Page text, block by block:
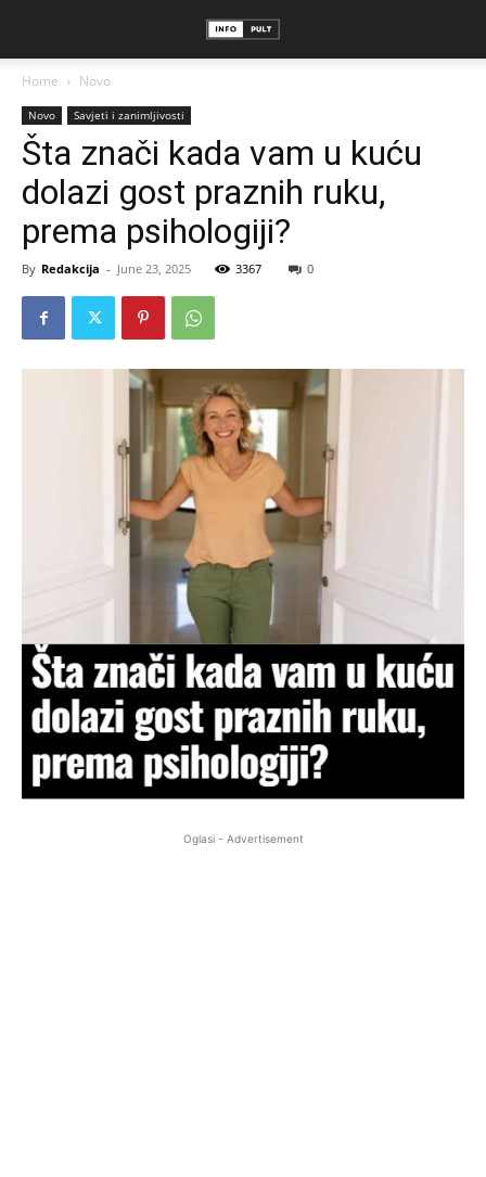
Home Novo
Novo Savjeti i zanimljivosti
Šta znači kada vam u kuću
dolazi gost praznih ruku,
prema psihologiji?
By Redakcija - June 23, 2025 3367 0
Oglasi - Advertisement